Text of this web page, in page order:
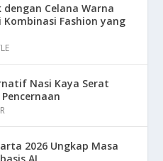
dengan Celana Warna
Kombinasi Fashion yang
Nasi Kaya Serat
2026 Ungkap Masa
AI